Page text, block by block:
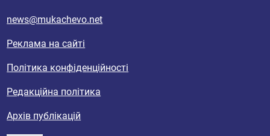
news@mukachevo.net
Реклама на сайті
Політика конфіденційності
Редакційна політика
Архів публікацій